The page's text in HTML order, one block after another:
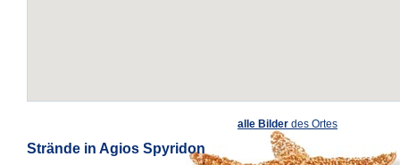
alle Bilder des Ortes
Strände in Agios Spyridon